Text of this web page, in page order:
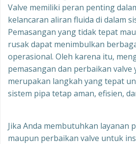
Valve memiliki peran penting
kelancaran aliran fluida di dalam
Pemasangan yang tidak tepat
rusak dapat menimbulkan
operasional. Oleh karena itu,
pemasangan dan perbaikan
merupakan langkah yang tepat
sistem pipa tetap aman, efisien,
Jika Anda membutuhkan layanan
maupun perbaikan valve untuk